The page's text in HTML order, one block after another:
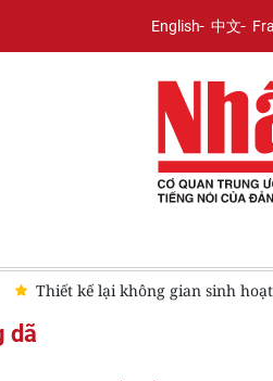
English 中文
Thiết kế lại không gian sinh
dã